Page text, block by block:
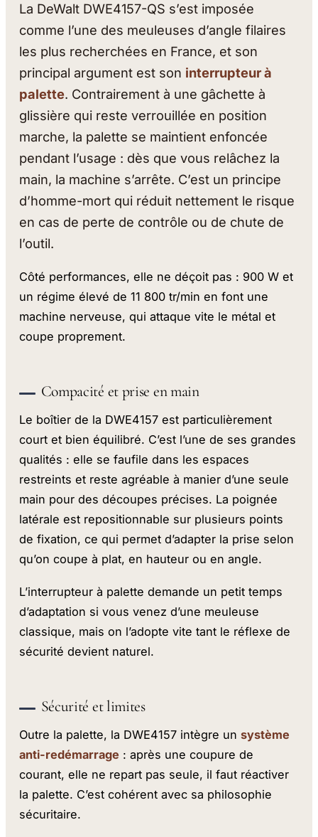
La DeWalt DWE4157-QS s’est imposée
comme l’une des meuleuses d’angle filaires
les plus recherchées en France, et son
principal argument est son interrupteur à
palette. Contrairement à une gâchette à
glissière qui reste verrouillée en position
marche, la palette se maintient enfoncée
pendant l’usage : dès que vous relâchez la
main, la machine s’arrête. C’est un principe
d’homme-mort qui réduit nettement le risque
en cas de perte de contrôle ou de chute de
l’outil.
Côté performances, elle ne déçoit pas : 900 W et
un régime élevé de 11 800 tr/min en font une
machine nerveuse, qui attaque vite le métal et
coupe proprement.
Compacité et prise en main
Le boîtier de la DWE4157 est particulièrement
court et bien équilibré. C’est l’une de ses grandes
qualités : elle se faufile dans les espaces
restreints et reste agréable à manier d’une seule
main pour des découpes précises. La poignée
latérale est repositionnable sur plusieurs points
de fixation, ce qui permet d’adapter la prise selon
qu’on coupe à plat, en hauteur ou en angle.
L’interrupteur à palette demande un petit temps
d’adaptation si vous venez d’une meuleuse
classique, mais on l’adopte vite tant le réflexe de
sécurité devient naturel.
Sécurité et limites
Outre la palette, la DWE4157 intègre unsystème
anti-redémarrage : après une coupure de
courant, elle ne repart pas seule, il faut réactiver
la palette. C’est cohérent avec sa philosophie
sécuritaire.